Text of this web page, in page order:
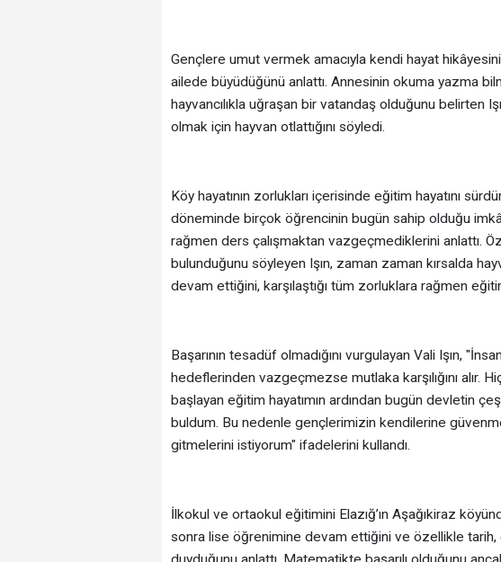
Gençlere umut vermek amacıyla kendi hayat
ailede büyüdüğünü anlattı. Annesinin okuma yazma
hayvancılıkla uğraşan bir vatandaş olduğunu belirten
olmak için hayvan otlattığını söyledi.
Köy hayatının zorlukları içerisinde eğitim hayatını
döneminde birçok öğrencinin bugün sahip olduğu
rağmen ders çalışmaktan vazgeçmediklerini anlattı.
bulunduğunu söyleyen Işın, zaman zaman kırsalda
devam ettiğini, karşılaştığı tüm zorluklara rağmen
Başarının tesadüf olmadığını vurgulayan Vali Işın,
hedeflerinden vazgeçmezse mutlaka karşılığını alır.
başlayan eğitim hayatımın ardından bugün devletin
buldum. Bu nedenle gençlerimizin kendilerine
gitmelerini istiyorum" ifadelerini kullandı.
İlkokul ve ortaokul eğitimini Elazığ’ın Aşağıkiraz
sonra lise öğrenimine devam ettiğini ve özellikle